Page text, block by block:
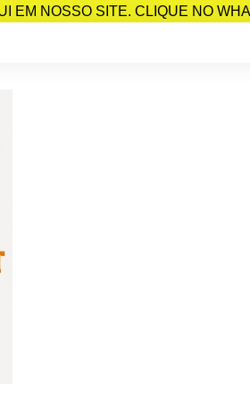
EM NOSSO SITE. CLIQUE NO